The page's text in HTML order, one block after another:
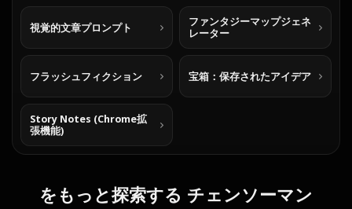
視覚的文章プロンプト
ファンタジーマップジェネ
レーター
フラッシュフィクション 宝箱：保存されたアイデア
Story Notes (Chrome拡
張機能)
をもっと探索する チェンソーマン